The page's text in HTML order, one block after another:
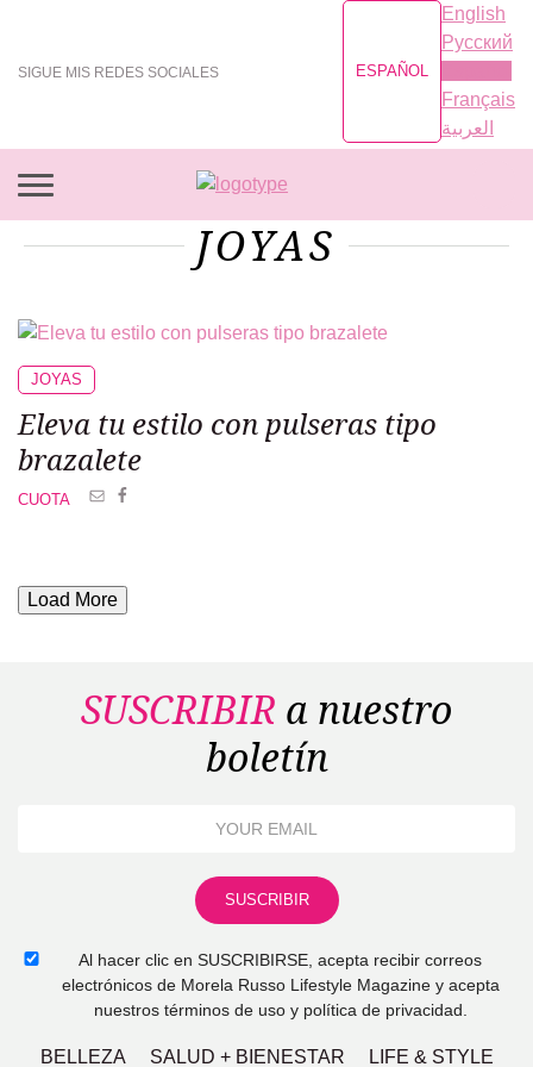
SIGUE MIS REDES SOCIALES ESPAÑOL
English
Русский
Français
العربية
JOYAS
JOYAS
Eleva tu estilo con pulseras tipo
brazalete
CUOTA
Load More
SUSCRIBIR a nuestro
boletín
Al hacer clic en SUSCRIBIRSE, acepta recibir correos
electrónicos de Morela Russo Lifestyle Magazine y acepta
nuestros términos de uso y política de privacidad.
BELLEZA SALUD + BIENESTAR LIFE & STYLE